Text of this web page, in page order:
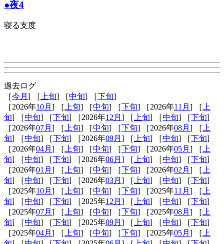
●夜4
寝る支度
過去ログ
［今月 ] ［ 上旬] ［中旬] ［下旬]
［2026年10月 ] ［ 上旬] ［中旬] ［下旬] ［2026年11月 ] ［ 上
旬] ［中旬] ［下旬] ［2026年12月 ] ［ 上旬] ［中旬] ［下旬]
［2026年07月 ] ［ 上旬] ［中旬] ［下旬] ［2026年08月 ] ［ 上
旬] ［中旬] ［下旬] ［2026年09月 ] ［ 上旬] ［中旬] ［下旬]
［2026年04月 ] ［ 上旬] ［中旬] ［下旬] ［2026年05月 ] ［ 上
旬] ［中旬] ［下旬] ［2026年06月 ] ［ 上旬] ［中旬] ［下旬]
［2026年01月 ] ［ 上旬] ［中旬] ［下旬] ［2026年02月 ] ［ 上
旬] ［中旬] ［下旬] ［2026年03月 ] ［ 上旬] ［中旬] ［下旬]
［2025年10月 ] ［ 上旬] ［中旬] ［下旬] ［2025年11月 ] ［ 上
旬] ［中旬] ［下旬] ［2025年12月 ] ［ 上旬] ［中旬] ［下旬]
［2025年07月 ] ［ 上旬] ［中旬] ［下旬] ［2025年08月 ] ［ 上
旬] ［中旬] ［下旬] ［2025年09月 ] ［ 上旬] ［中旬] ［下旬]
［2025年04月 ] ［ 上旬] ［中旬] ［下旬] ［2025年05月 ] ［ 上